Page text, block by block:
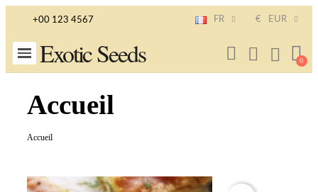
+00 123 4567 FR € EUR
Exotic Seeds
Accueil
Accueil